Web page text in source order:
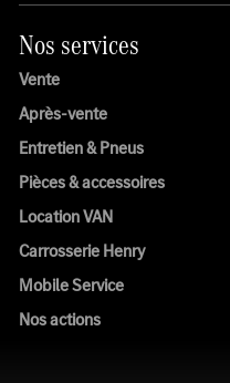
Nos services
Vente
Après-vente
Entretien & Pneus
Pièces & accessoires
Location VAN
Carrosserie Henry
Mobile Service
Nos actions